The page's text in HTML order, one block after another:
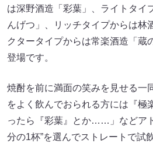
は深野酒造「彩葉」、ライトタイ
んげつ」、リッチタイプからは林
クタータイプからは常楽酒造「蔵
登場です。
焼酎を前に満面の笑みを見せる一
をよく飲んでおられる方には『極
ったら『彩葉』とか……」などア
分の1杯”を選んでストレートで試